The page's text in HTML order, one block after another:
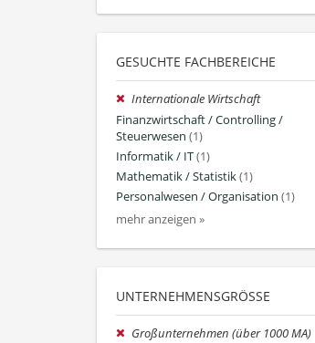
GESUCHTE FACHBEREICHE
Internationale Wirtschaft
Finanzwirtschaft / Controlling /
Steuerwesen (1)
Informatik / IT(1)
Mathematik / Statistik(1)
Personalwesen / Organisation (1)
mehr anzeigen »
UNTERNEHMENSGRÖSSE
Großunternehmen (über 1000 MA)